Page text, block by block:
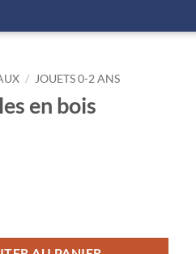
/ JOUETS 0-2 ANS
en bois